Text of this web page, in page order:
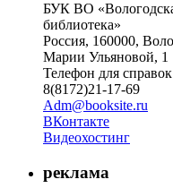
БУК ВО
библиотека»
Россия, 160000,
Марии Ульяновой, 1
Телефон для
8(8172)21-17-69
Adm@booksite.ru
ВКонтакте
Видеохостинг
реклама